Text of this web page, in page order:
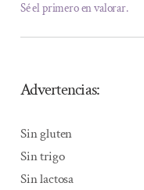
Sé el primero en valorar.
Advertencias:
Sin gluten
Sin trigo
Sin lactosa